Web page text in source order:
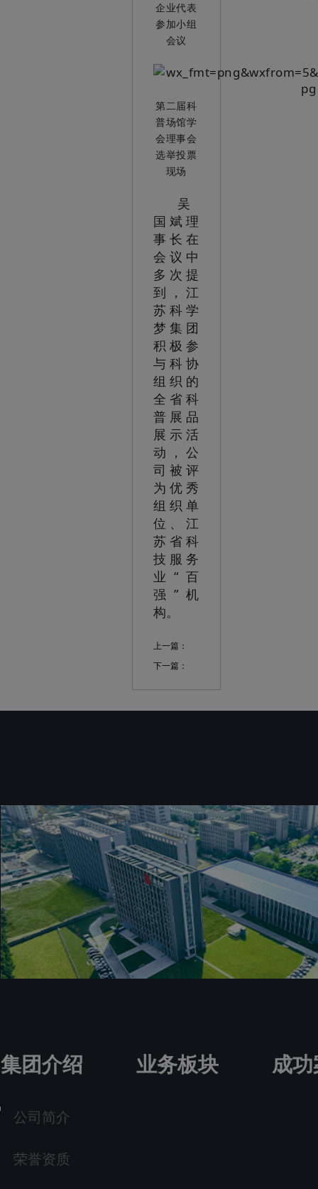
企业代表
参加小组
会议
第二届科
普场馆学
会理事会
选举投票
现场
吴
国斌理
事长在
会议中
多次提
到，江
苏科学
梦集团
积极参
与科协
组织的
全省科
普展品
展示活
动，公
司被评
为优秀
组织单
位、江
苏省科
技服务
业“百
强”机
构。
上一篇：
下一篇：
集团介绍
公司简介
荣誉资质
业务板块 成